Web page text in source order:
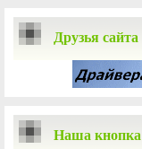
Друзья сайта
Наша кнопка